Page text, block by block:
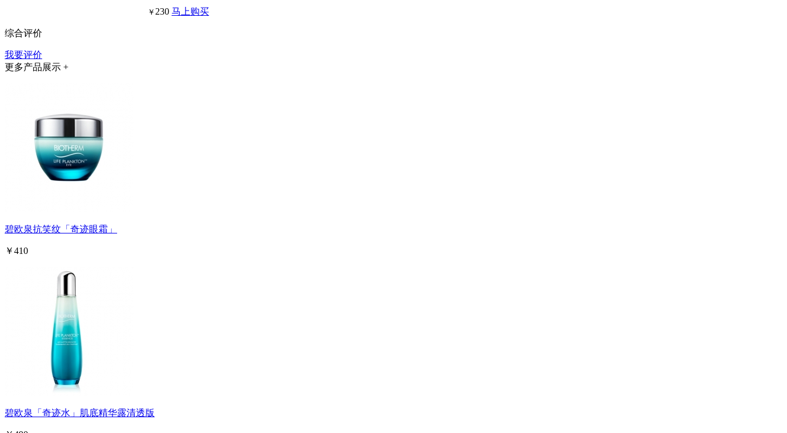
￥ 230 马上购买
综合评价
我要评价
更多产品展示 +
碧欧泉抗笑纹「奇迹眼霜」
￥410
碧欧泉「奇迹水」肌底精华露清透版